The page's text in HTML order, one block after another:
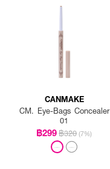
CANMAKE
CM. Eye-Bags Concealer
01
฿299฿320 (7%)